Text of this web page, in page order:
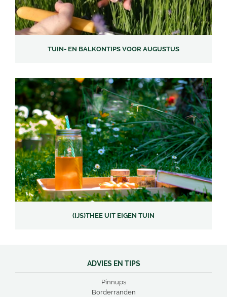
TUIN- EN BALKONTIPS VOOR AUGUSTUS
(IJS)THEE UIT EIGEN TUIN
ADVIES EN TIPS
Pinnups
Borderranden